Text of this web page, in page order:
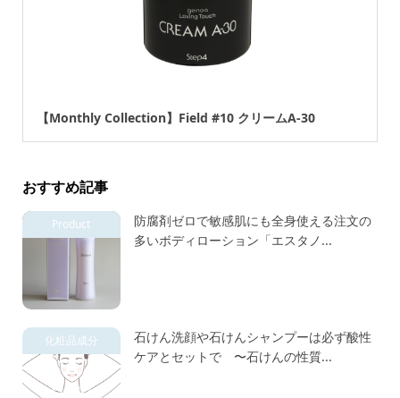
【Monthly Collection】Field #10 クリームA-30
おすすめ記事
Product
防腐剤ゼロで敏感肌にも全身使える注文の
多いボディローション「エスタノ...
化粧品成分
石けん洗顔や石けんシャンプーは必ず酸性
ケアとセットで 〜石けんの性質...